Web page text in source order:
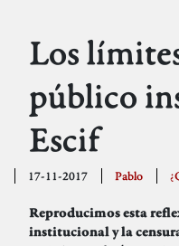
Los
público
Escif
17-11-2017 Pablo
Reproducimos esta
institucional y la